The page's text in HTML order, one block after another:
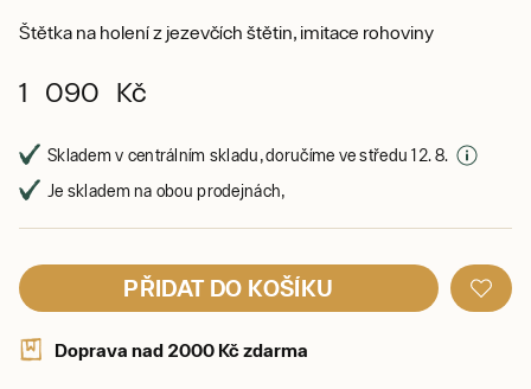
Štětka na holení z jezevčích štětin, imitace rohoviny
1 090 Kč
Skladem v centrálním skladu, doručíme ve středu 12. 8.
Je skladem na obou prodejnách,
PŘIDAT DO KOŠÍKU
Doprava nad 2000 Kč zdarma